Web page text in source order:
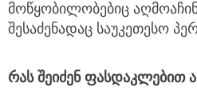
მოწყობილობებიც
შესაძენადაც საუკეთესო
რას შეიძენ ფასდაკლებით